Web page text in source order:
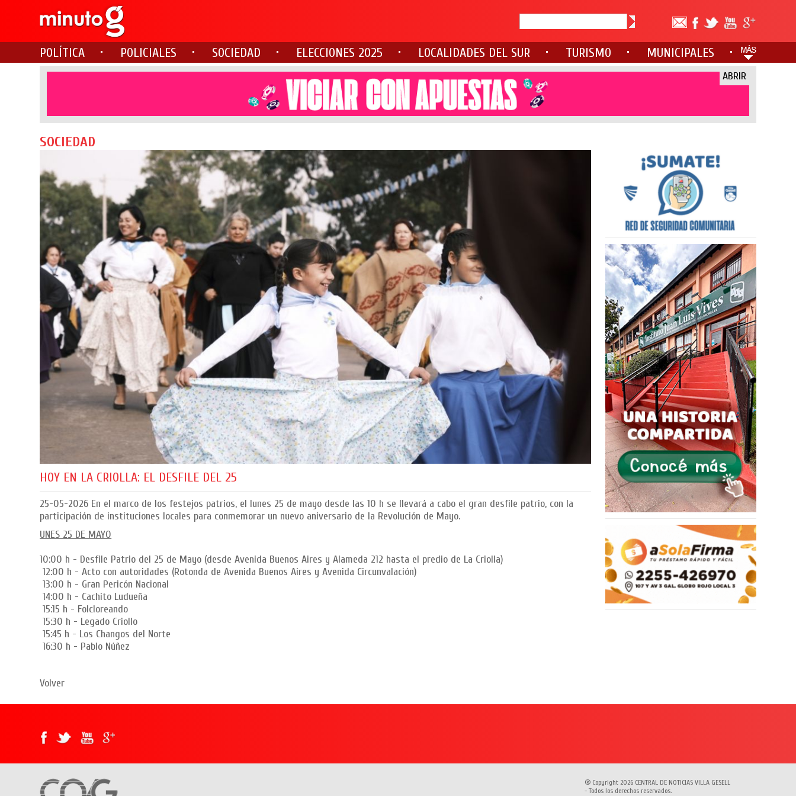
POLÍTICA POLICIALES SOCIEDAD ELECCIONES 2025 LOCALIDADES DEL SUR TURISMO MUNICIPALES
ABRIR
SOCIEDAD
HOY EN LA CRIOLLA: EL DESFILE DEL 25
25-05-2026 En el marco de los festejos patrios, el lunes 25 de mayo desde las 10 h se llevará a cabo el gran desfile patrio, con la
participación de instituciones locales para conmemorar un nuevo aniversario de la Revolución de Mayo.
UNES 25 DE MAYO
10:00 h - Desfile Patrio del 25 de Mayo (desde Avenida Buenos Aires y Alameda 212 hasta el predio de La Criolla)
12:00 h - Acto con autoridades (Rotonda de Avenida Buenos Aires y Avenida Circunvalación)
13:00 h - Gran Pericón Nacional
14:00 h - Cachito Ludueña
15:15 h - Folcloreando
15:30 h - Legado Criollo
15:45 h - Los Changos del Norte
16:30 h - Pablo Núñez
Volver
® Copyright 2026 CENTRAL DE NOTICIAS VILLA GESELL
- Todos los derechos reservados.